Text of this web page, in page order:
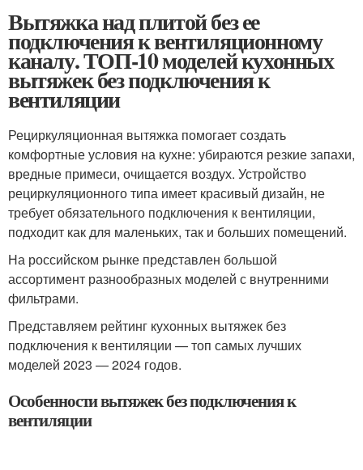
Вытяжка над плитой без ее
подключения к вентиляционному
каналу. ТОП-10 моделей кухонных
вытяжек без подключения к
вентиляции
Рециркуляционная вытяжка помогает создать
комфортные условия на кухне: убираются резкие запахи,
вредные примеси, очищается воздух. Устройство
рециркуляционного типа имеет красивый дизайн, не
требует обязательного подключения к вентиляции,
подходит как для маленьких, так и больших помещений.
На российском рынке представлен большой
ассортимент разнообразных моделей с внутренними
фильтрами.
Представляем рейтинг кухонных вытяжек без
подключения к вентиляции — топ самых лучших
моделей 2023 — 2024 годов.
Особенности вытяжек без подключения к
вентиляции